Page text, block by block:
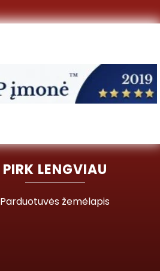
PIRK LENGVIAU
Parduotuvės žemėlapis